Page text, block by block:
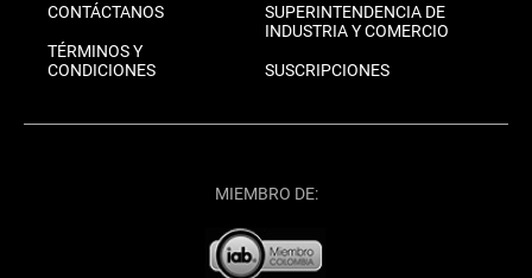
CONTÁCTANOS
TÉRMINOS Y
CONDICIONES
SUPERINTENDENCIA DE
INDUSTRIA Y COMERCIO
SUSCRIPCIONES
MIEMBRO DE: